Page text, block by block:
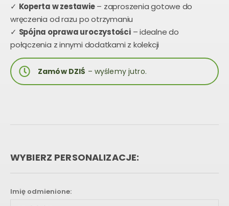
✓ Koperta w zestawie– zaproszenia gotowe do
wręczenia od razu po otrzymaniu
✓ Spójna oprawa uroczystości– idealne do
połączenia z innymi dodatkami z kolekcji
Zamów DZIŚ – wyślemy jutro.
WYBIERZ PERSONALIZACJE:
Imię odmienione: